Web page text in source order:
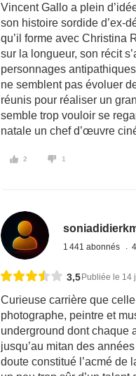
Vincent Gallo a plein
son histoire sordide d’ex-
qu’il forme avec Christina
sur la longueur, son récit
personnages
ne semblent pas évoluer
réunis pour réaliser un
semble trop vouloir se
natale un chef d’œuvre
2 1
1 441 abonnés
3,5 Publiée le 14
Curieuse carrière que
photographe, peintre et
underground dont chaque
jusqu’au mitan des
doute constitué l’acmé de